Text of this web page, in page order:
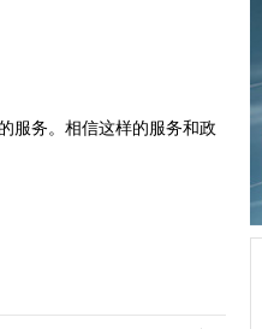
服务。相信这样的服务和政